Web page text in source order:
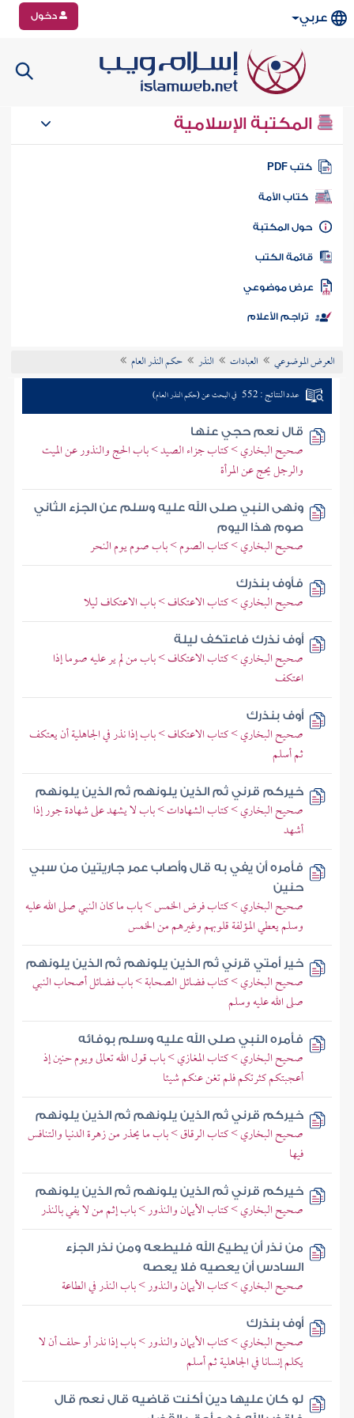
عربي دخول
المكتبة الإسلامية
كتب PDF
كتاب الأمة
المكتبة
الكتب
موضوعي
تراجم الأعلام
العرض الموضوعي العبادات النذر حكم النذر العام
عدد النتائج : 552 في البحث عن (حكم النذر العام)
قال نعم حجي عنها
صحيح البخاري > كتاب جزاء الصيد > باب الحج والنذور عن الميت
والرجل يحج عن المرأة
ونهى النبي صلى الله عليه وسلم عن الجزء الثاني
صوم هذا اليوم
صحيح البخاري > كتاب الصوم > باب صوم يوم النحر
فأوف بنذرك
صحيح البخاري > كتاب الاعتكاف > باب الاعتكاف ليلا
أوف نذرك فاعتكف ليلة
صحيح البخاري > كتاب الاعتكاف > باب من لم ير عليه صوما إذا
اعتكف
أوف بنذرك
صحيح البخاري > كتاب الاعتكاف > باب إذا نذر في الجاهلية أن يعتكف
ثم أسلم
خيركم قرني ثم الذين يلونهم ثم الذين يلونهم
صحيح البخاري > كتاب الشهادات > باب لا يشهد على شهادة جور إذا
أشهد
فأمره أن يفي به قال وأصاب عمر جاريتين من سبي
حنين
صحيح البخاري > كتاب فرض الخمس > باب ما كان النبي صلى الله عليه
وسلم يعطي المؤلفة قلوبهم وغيرهم من الخمس
خير أمتي قرني ثم الذين يلونهم ثم الذين يلونهم
صحيح البخاري > كتاب فضائل الصحابة > باب فضائل أصحاب النبي
صلى الله عليه وسلم
فأمره النبي صلى الله عليه وسلم بوفائه
صحيح البخاري > كتاب المغازي > باب قول الله تعالى ويوم حنين إذ
أعجبتكم كثرتكم فلم تغن عنكم شيئا
خيركم قرني ثم الذين يلونهم ثم الذين يلونهم
صحيح البخاري > كتاب الرقاق > باب ما يحذر من زهرة الدنيا والتنافس
فيها
خيركم قرني ثم الذين يلونهم ثم الذين يلونهم
صحيح البخاري > كتاب الأيمان والنذور > باب إثم من لا يفي بالنذر
من نذر أن يطيع الله فليطعه ومن نذر الجزء
السادس أن يعصيه فلا يعصه
صحيح البخاري > كتاب الأيمان والنذور > باب النذر في الطاعة
أوف بنذرك
صحيح البخاري > كتاب الأيمان والنذور > باب إذا نذر أو حلف أن لا
يكلم إنسانا في الجاهلية ثم أسلم
لو كان عليها دين أكنت قاضيه قال نعم قال